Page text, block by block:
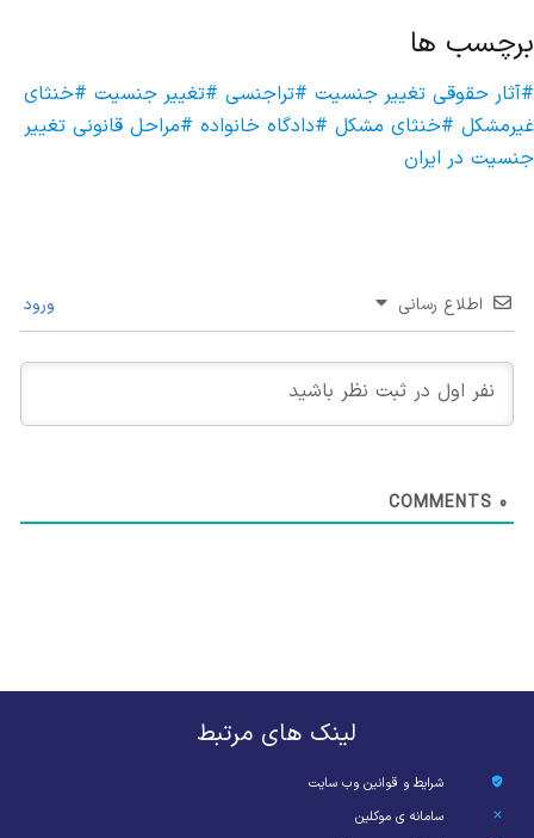
برچسب ها
#آثار حقوقی تغییر جنسیت #تراجنسی #تغییر جنسیت #خنثای
غیرمشکل #خنثای مشکل #دادگاه خانواده #مراحل قانونی تغییر
جنسیت در ایران
اطلاع رسانی ورود
0
لینک های مرتبط
شرایط و قوانین وب سایت
سامانه ی موکلین